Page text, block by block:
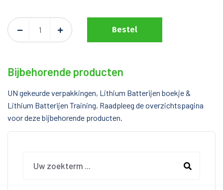
Bestel
Bijbehorende producten
UN gekeurde verpakkingen, Lithium Batterijen boekje &
Lithium Batterijen Training. Raadpleeg de overzichtspagina
voor deze bijbehorende producten.